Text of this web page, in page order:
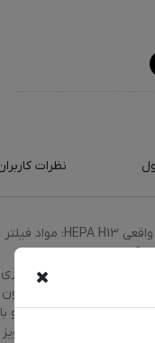
نظرات
تصفیه هوا مدیفای با بهره گیری از فیلتراسیون واقعی HEPA H13: مواد فیلتر
HEPA هوا را آزمایش کنید تا 99.9 ٪ ذرات را از O.3 تا 0.1 میکرومتر توسط
آزمایشگاه های intertek ، از جمله آلرژن ها ، بو ، VOC ، دود ، دود آتش سوزی
، گرده ، پله دار ، گرد و غبار ، دود ، آلودگی ها و سایر موارد به اندازه 0.1 میکرون
فوق العاده آرام بوده و با
3 سرعت فن ،با کمترین تنظیمات تقریباً ساکت است. با 110 ولت در سطح نویز